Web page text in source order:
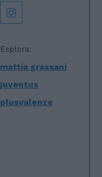
Esplora:
mattia grassani
juventus
plusvalenze